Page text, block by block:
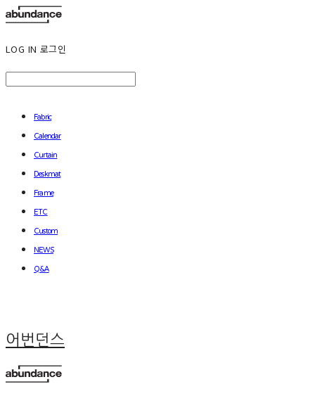
LOG IN 로그인
Fabric
Calendar
Curtain
Deskmat
Frame
ETC
Custom
NEWS
Q&A
어번던스